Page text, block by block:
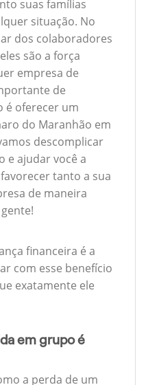
suas famílias
situação. No
dos colaboradores
são a força
empresa de
de
é oferecer um
do Maranhão em
descomplicar
e ajudar você a
tanto a sua
de maneira
financeira é a
com esse benefício
exatamente ele
em grupo é
a perda de um